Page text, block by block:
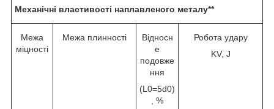
Механічні властивості наплавленого металу**
Межа
міцності
Межа плинності
Відносн
е
подовже
ння
(L 0=5d0)
, %
Робота удару
KV, J